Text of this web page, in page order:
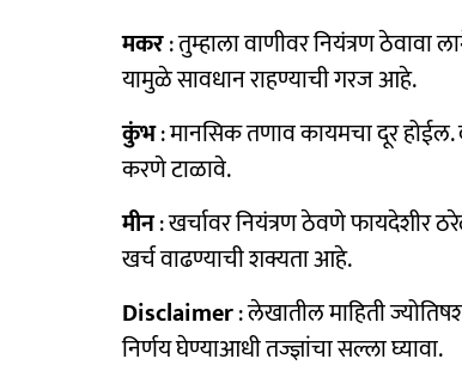
मकर: तुम्हाला वाणीवर नियंत्रण
यामुळे सावधान राहण्याची गरज आहे.
कुंभ: मानसिक तणाव कायमचा दूर होईल.
करणे टाळावे.
मीन: खर्चावर नियंत्रण ठेवणे फायदेशीर
खर्च वाढण्याची शक्यता आहे.
Disclaimer: लेखातील माहिती
निर्णय घेण्याआधी तज्ज्ञांचा सल्ला घ्यावा.